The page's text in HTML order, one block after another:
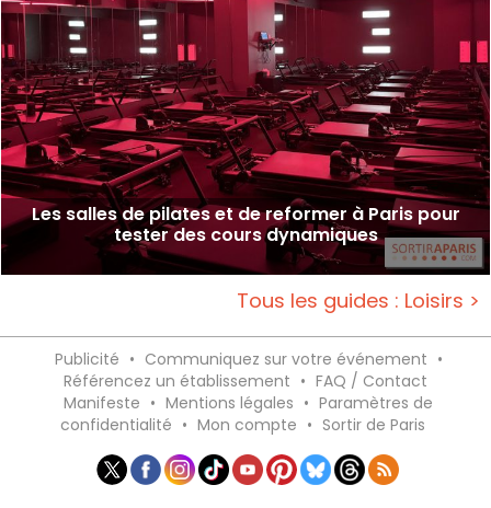
Les salles de pilates et de reformer à Paris pour
tester des cours dynamiques
Tous les guides : Loisirs >
Publicité • Communiquez sur votre événement •
Référencez un établissement • FAQ / Contact
Manifeste • Mentions légales • Paramètres de
confidentialité • Mon compte • Sortir de Paris